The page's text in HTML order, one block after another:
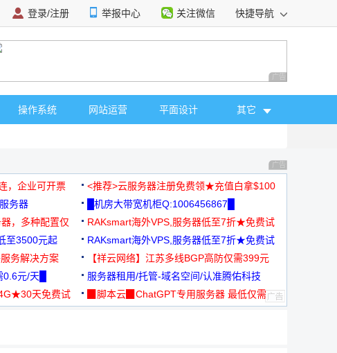
登录/注册 举报中心 关注微信 快捷导航
，理性选择 广告 商业广告，理
操作系统 网站运营 平面设计 其它
广告 商业广告，理
，企业可开票
<推荐>云服务器注册免费领★充值白拿$100
务器
█机房大带宽机柜Q:1006456867█
，多种配置仅
RAKsmart海外VPS,服务器低至7折★免费试
用★
至3500元起
RAKsmart海外VPS,服务器低至7折★免费试
用★
务解决方案
【祥云网络】江苏多线BGP高防仅需399元
元/天█
服务器租用/托管-域名空间/认准腾佑科技
天免费试
▉脚本云▉ChatGPT专用服务器 最低仅需